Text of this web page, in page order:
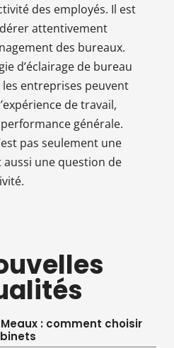
des employés. Il est
attentivement
des bureaux.
d’éclairage de bureau
entreprises peuvent
de travail,
générale.
pas seulement une
aussi une question de
: comment choisir